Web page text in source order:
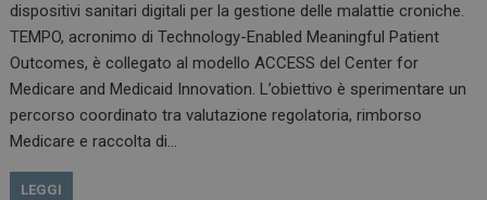
dispositivi sanitari digitali per la gestione delle malattie croniche.
TEMPO, acronimo di Technology-Enabled Meaningful Patient
Outcomes, è collegato al modello ACCESS del Center for
Medicare and Medicaid Innovation. L’obiettivo è sperimentare un
percorso coordinato tra valutazione regolatoria, rimborso
Medicare e raccolta di…
LEGGI
VISITOR_PRIVACY_METADATA